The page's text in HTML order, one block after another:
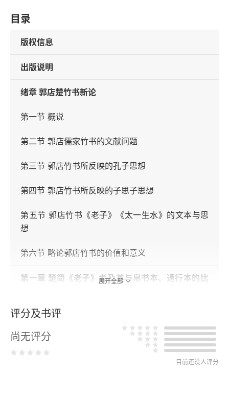
目录
版权信息
出版说明
绪章 郭店楚竹书新论
第一节 概说
第二节 郭店儒家竹书的文献问题
第三节 郭店竹书所反映的孔子思想
第四节 郭店竹书所反映的子思子思想
第五节 郭店竹书《老子》《太一生水》的文本与思
想
第六节 略论郭店竹书的价值和意义
第一章 楚简《老子》考及其与帛书本、通行本的比
第一节 由竹简形制看楚简《老子》
第二节 楚简《老子》的抄写时间及分组原因
第三节 由传世文献考论楚简《老子》其书及其作者
展开全部
评分及书评
尚无评分
目前还没人评分